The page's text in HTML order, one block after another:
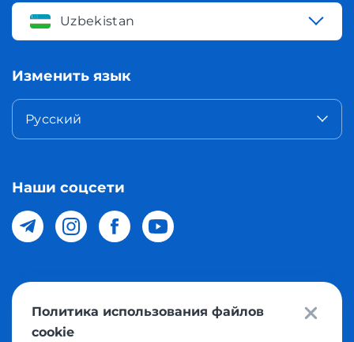
Uzbekistan
Изменить язык
Русский
Наши соцсети
© 2026 Meest Shopping доставка покупок с интернет
магазинов мира в Узбекистан. Все права защищены
Политика использования файлов
cookie